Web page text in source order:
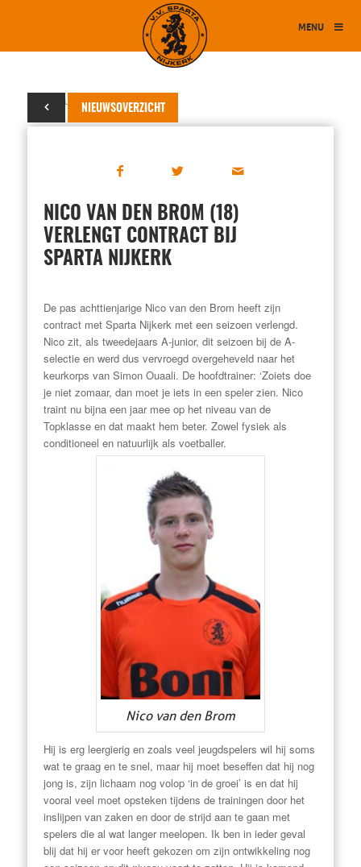
MENU
NIEUWSOVERZICHT
02 februari 2015
NICO VAN DEN BROM (18)
VERLENGT CONTRACT BIJ
SPARTA NIJKERK
De pas achttienjarige Nico van den Brom heeft zijn
contract met Sparta Nijkerk met een seizoen verlengd.
Nico zit, als tweedejaars A-junior, dit seizoen bij de A-
selectie en werd dus vervroegd overgeheveld naar het
keurkorps van Simon Ouaali. De hoofdtrainer: ‘Zoiets doe
je niet zomaar, dan moet je iets in een speler zien. Nico
traint nu bijna een jaar mee op het niveau van de
Topklasse en dat maakt hem beter. Zowel fysiek als
conditioneel en natuurlijk als voetballer.
Nico van den Brom
Hij is erg leergierig en zoals veel jeugdspelers wil hij soms
wat te graag en te snel, maar hij moet beseffen dat hij nog
jong is, zijn lichaam nog volop ‘in de groei’ is en dat hij
vooral veel moet opsteken tijdens de trainingen door het
inslijpen van zaken en door de strijd aan te gaan met
spelers die al wat langer meelopen. Ik ben in ieder geval
blij dat hij er voor heeft gekozen om zijn ontwikkeling nog